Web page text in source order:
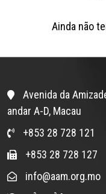
Ainda não
Avenida da
andar A-D, Macau
+853 28 728 121
+853 28 728 127
info@aam.org.mo